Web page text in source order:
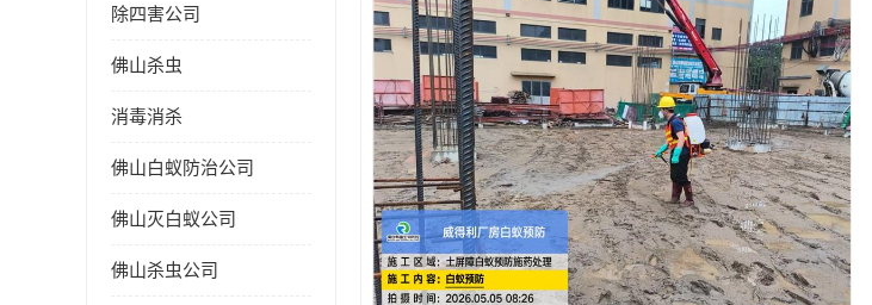
除四害公司
佛山杀虫
消毒消杀
佛山白蚁防治公司
佛山灭白蚁公司
佛山杀虫公司